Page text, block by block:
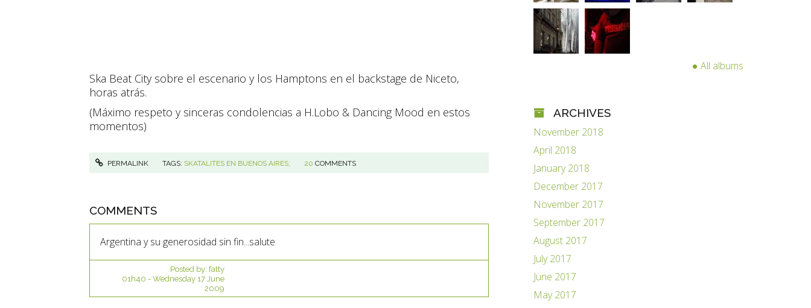
Ska Beat City sobre el escenario y los Hamptons en el backstage de Niceto,
horas atrás.
(Máximo respeto y sinceras condolencias a H.Lobo & Dancing Mood en estos
momentos)
PERMALINK TAGS: SKATALITES EN BUENOS AIRES; 20 COMMENTS
COMMENTS
Argentina y su generosidad sin fin...salute
Posted by: fatty
01h40 - Wednesday 17 June
2009
All albums
ARCHIVES
November 2018
April 2018
January 2018
December 2017
November 2017
September 2017
August 2017
July 2017
June 2017
May 2017